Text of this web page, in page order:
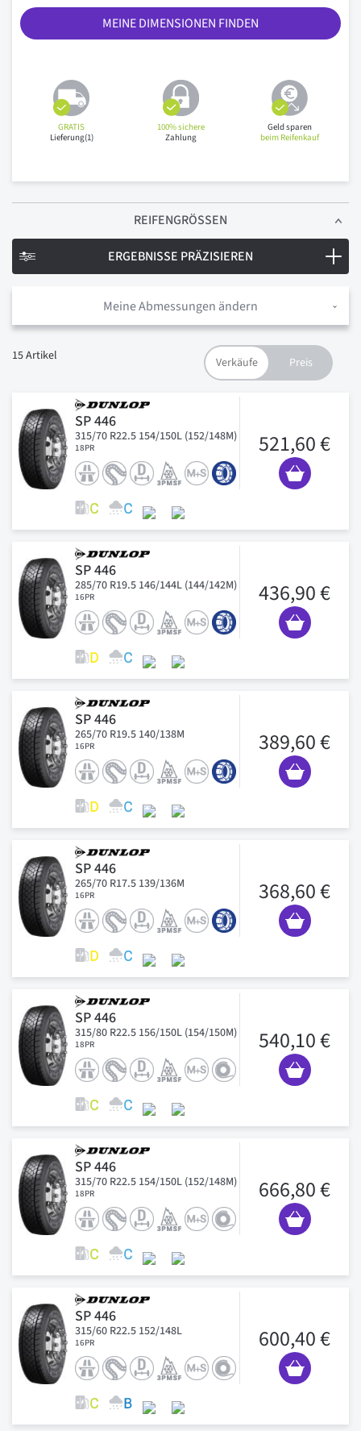
MEINE DIMENSIONEN FINDEN
GRATIS
Lieferung(1)
100% sichere
Zahlung
Geld sparen
beim Reifenkauf
REIFENGRÖSSEN
Meine Abmessungen ändern
15Artikel
SP 446
315/70 R22.5 154/150L (152/148M)
18PR 521,60 €
SP 446
285/70 R19.5 146/144L (144/142M)
16PR 436,90 €
SP 446
265/70 R19.5 140/138M
16PR 389,60 €
SP 446
265/70 R17.5 139/136M
16PR 368,60 €
SP 446
315/80 R22.5 156/150L (154/150M)
18PR 540,10 €
SP 446
315/70 R22.5 154/150L (152/148M)
18PR 666,80 €
SP 446
315/60 R22.5 152/148L
16PR 600,40 €
ERGEBNISSE PRÄZISIEREN